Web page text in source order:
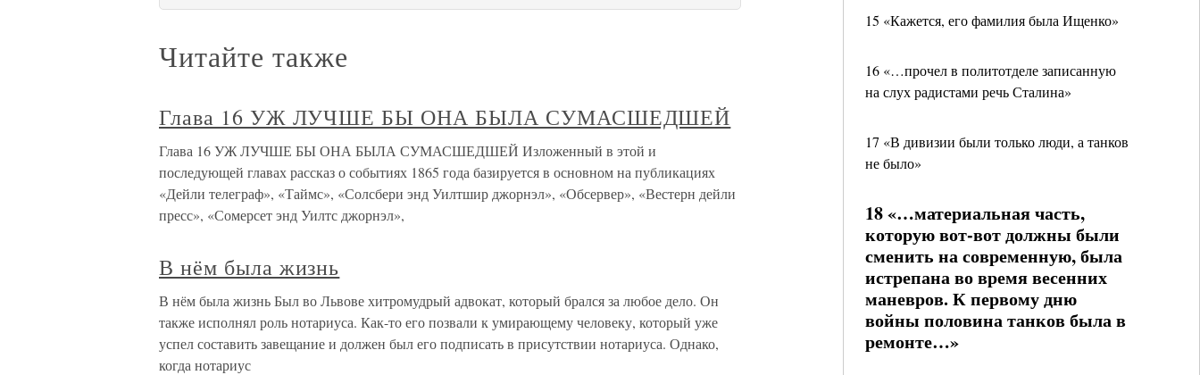
15 «Кажется, его фамилия была Ищенко»
16 «…прочел в политотделе записанную
на слух радистами речь Сталина»
17 «В дивизии были только люди, а танков
не было»
18 «…материальная часть,
которую вот-вот должны были
сменить на современную, была
истрепана во время весенних
маневров. К первому дню
войны половина танков была в
ремонте…»
Читайте также
Глава 16 УЖ ЛУЧШЕ БЫ ОНА БЫЛА СУМАСШЕДШЕЙ
Глава 16 УЖ ЛУЧШЕ БЫ ОНА БЫЛА СУМАСШЕДШЕЙ Изложенный в этой и
последующей главах рассказ о событиях 1865 года базируется в основном на публикациях
«Дейли телеграф», «Таймс», «Солсбери энд Уилтшир джорнэл», «Обсервер», «Вестерн дейли
пресс», «Сомерсет энд Уилтс джорнэл»,
В нём была жизнь
В нём была жизнь Был во Львове хитромудрый адвокат, который брался за любое дело. Он
также исполнял роль нотариуса. Как-то его позвали к умирающему человеку, который уже
успел составить завещание и должен был его подписать в присутствии нотариуса. Однако,
когда нотариус